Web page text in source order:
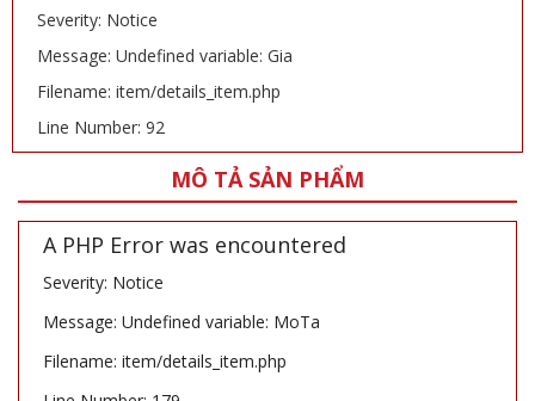
Severity: Notice
Message: Undefined variable: Gia
Filename: item/details_item.php
Line Number: 92
MÔ TẢ SẢN PHẨM
A PHP Error was encountered
Severity: Notice
Message: Undefined variable: MoTa
Filename: item/details_item.php